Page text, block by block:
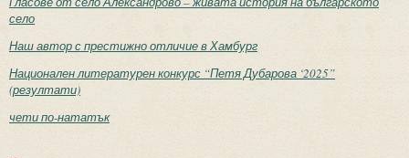
село
Наш автор с престижно отличие в Хамбург
Национален литературен конкурс “Петя Дубарова ‘2025”
(резултати)
чети по-нататък